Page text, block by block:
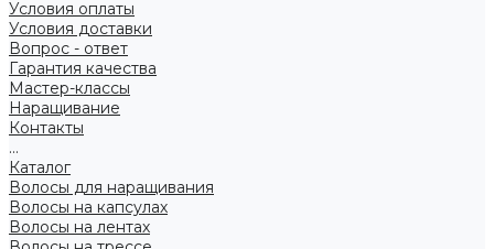
Условия оплаты
Условия доставки
Вопрос - ответ
Гарантия качества
Мастер-классы
Наращивание
Контакты
...
Каталог
Волосы для наращивания
Волосы на капсулах
Волосы на лентах